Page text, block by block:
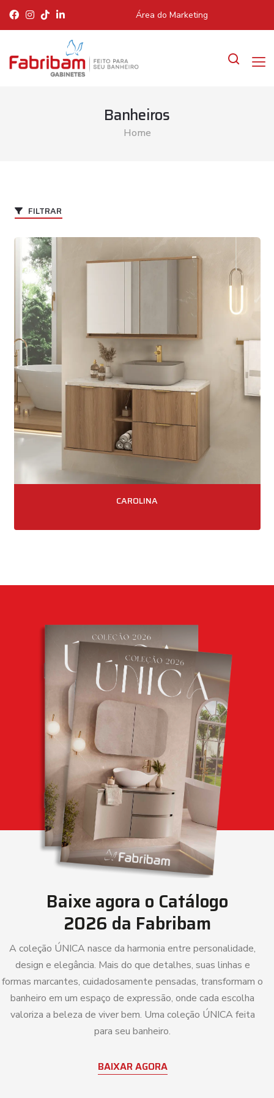
Área do Marketing
Banheiros
Home
FILTRAR
CAROLINA
Baixe agora o Catálogo
2026 da Fabribam
A coleção ÚNICA nasce da harmonia entre personalidade,
design e elegância. Mais do que detalhes, suas linhas e
formas marcantes, cuidadosamente pensadas, transformam o
banheiro em um espaço de expressão, onde cada escolha
valoriza a beleza de viver bem. Uma coleção ÚNICA feita
para seu banheiro.
BAIXAR AGORA